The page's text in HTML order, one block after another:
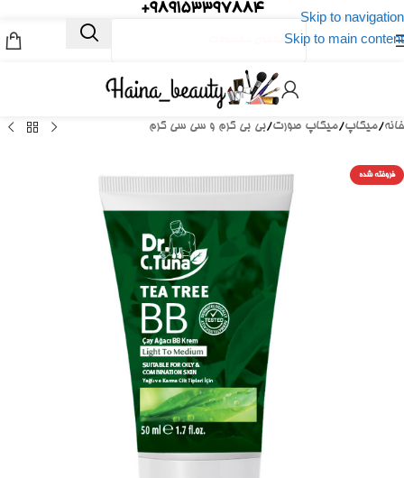
Skip to navigation
Skip to main content
989153397884+
خانه/میکاپ/میکاپ صورت/بی بی کرم و سی سی کرم
فروخته شده